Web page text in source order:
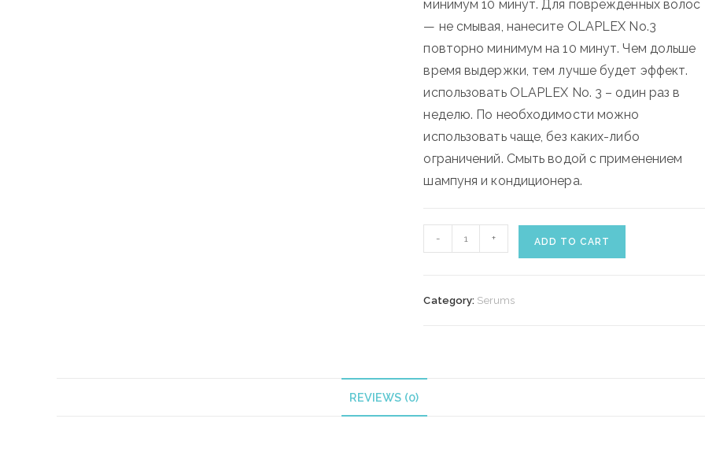
минимум 10 минут. Для поврежденных волос
— не смывая, нанесите OLAPLEX No.3
повторно минимум на 10 минут. Чем дольше
время выдержки, тем лучше будет эффект.
использовать OLAPLEX No. 3 – один раз в
неделю. По необходимости можно
использовать чаще, без каких-либо
ограничений. Смыть водой с применением
шампуня и кондиционера.
NO.3
- + ADD TO CART
Category: Serums
REVIEWS (0)